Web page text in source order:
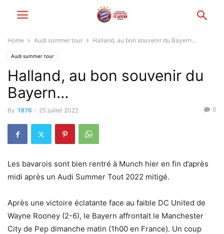
Home Audi summer tour Halland, au bon souvenir du Bayern…
Audi summer tour
Halland, au bon souvenir du
Bayern…
By 1976 - 25 juillet 2022 0
Les bavarois sont bien rentré à Munch hier en fin d’après
midi après un Audi Summer Tout 2022 mitigé.
Après une victoire éclatante face au faible DC United de
Wayne Rooney (2-6), le Bayern affrontait le Manchester
City de Pep dimanche matin (1h00 en France). Un coup